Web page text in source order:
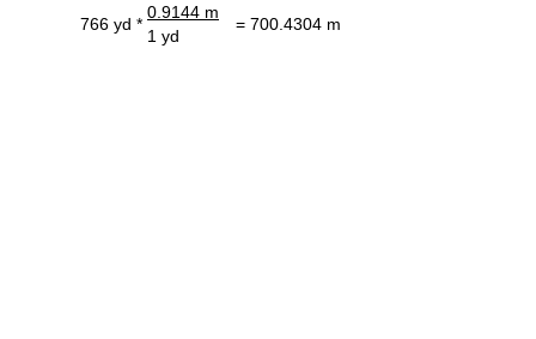
766 yd *
0.9144 m
= 700.4304 m
1 yd